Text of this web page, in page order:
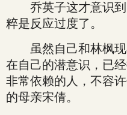
乔英子这才意识到
粹是反应过度了。
虽然自己和林枫现
在自己的潜意识，已
非常依赖的人，不容
的母亲宋倩。